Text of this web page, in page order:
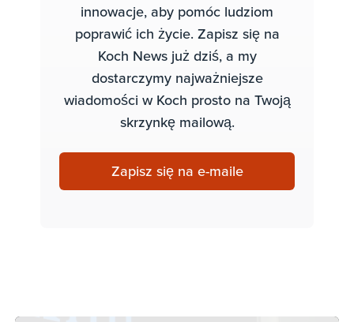
innowacje, aby pomóc ludziom
poprawić ich życie. Zapisz się na
Koch News już dziś, a my
dostarczymy najważniejsze
wiadomości w Koch prosto na Twoją
skrzynkę mailową.
Zapisz się na e-maile